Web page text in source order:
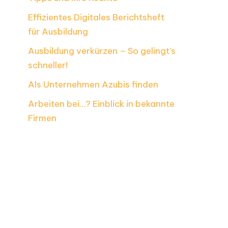
Effizientes Digitales Berichtsheft
für Ausbildung
Ausbildung verkürzen – So gelingt’s
schneller!
Als Unternehmen Azubis finden
Arbeiten bei…? Einblick in bekannte
Firmen